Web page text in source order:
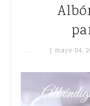
Albóndigas a la
{ mayo 04,